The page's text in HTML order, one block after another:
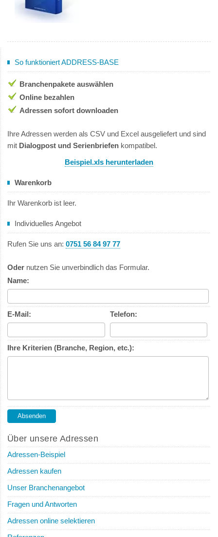
So funktioniert ADDRESS-BASE
Branchenpakete auswählen
Online bezahlen
Adressen sofort downloaden
Ihre Adressen werden als CSV und Excel ausgeliefert und sind
mit Dialogpost und Serienbriefen kompatibel.
Beispiel.xls herunterladen
Warenkorb
Ihr Warenkorb ist leer.
Individuelles Angebot
Rufen Sie uns an: 0751 56 84 97 77
Oder nutzen Sie unverbindlich das Formular.
Name:
E-Mail: Telefon:
Ihre Kriterien (Branche, Region, etc.):
Über unsere Adressen
Adressen-Beispiel
Adressen kaufen
Unser Branchenangebot
Fragen und Antworten
Adressen online selektieren